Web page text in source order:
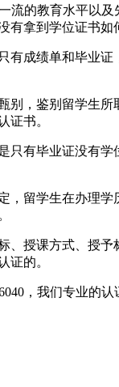
流的教育水平以
有拿到学位证书如
有成绩单和毕业
别，鉴别留学生
证书。
只有毕业证没有
，留学生在办理
、授课方式、授
证的。
，我们专业的认